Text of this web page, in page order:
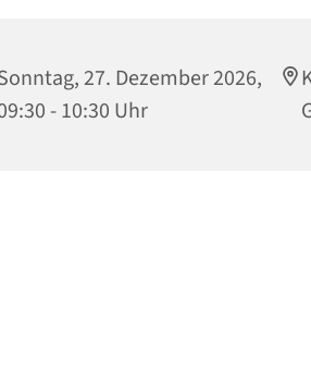
27. Dezember 2026,
- 10:30 Uhr